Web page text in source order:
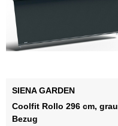
SIENA GARDEN
Coolfit Rollo 296 cm, grau
Bezug